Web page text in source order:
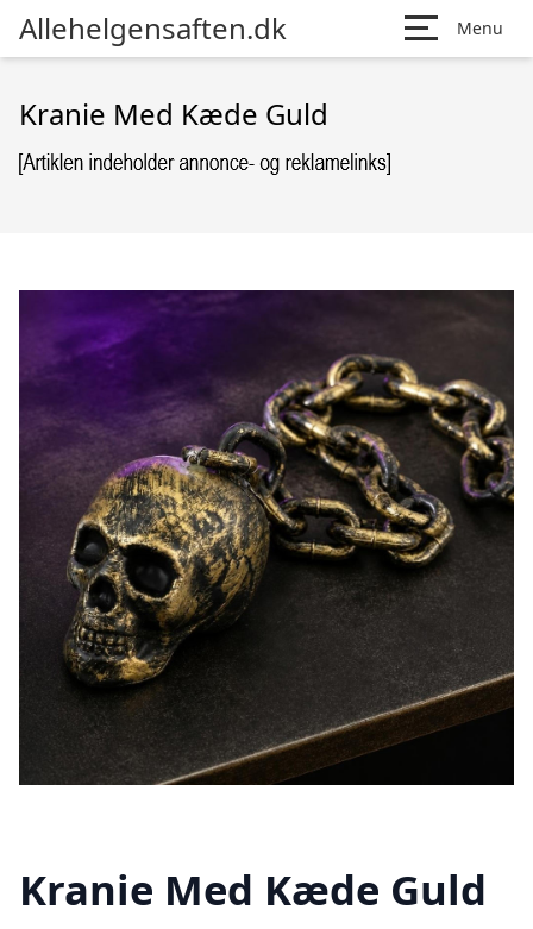
Allehelgensaften.dk Menu
Kranie Med Kæde Guld
Kranie Med Kæde Guld